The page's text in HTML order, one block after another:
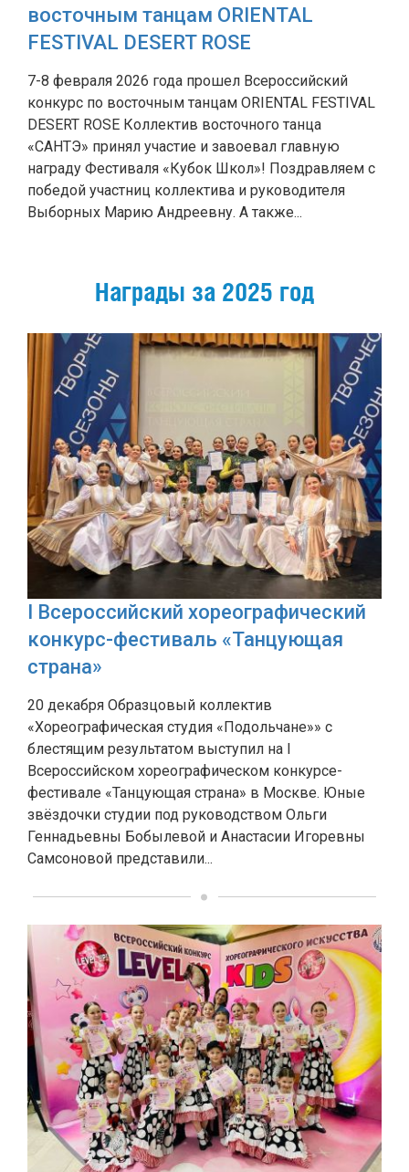
восточным танцам ORIENTAL
FESTIVAL DESERT ROSE
7-8 февраля 2026 года прошел Всероссийский
конкурс по восточным танцам ORIENTAL FESTIVAL
DESERT ROSE Коллектив восточного танца
«САНТЭ» принял участие и завоевал главную
награду Фестиваля «Кубок Школ»! Поздравляем с
победой участниц коллектива и руководителя
Выборных Марию Андреевну. А также...
Награды за 2025 год
I Всероссийский хореографический
конкурс-фестиваль «Танцующая
страна»
20 декабря Образцовый коллектив
«Хореографическая студия «Подольчане»» с
блестящим результатом выступил на I
Всероссийском хореографическом конкурсе-
фестивале «Танцующая страна» в Москве. Юные
звёздочки студии под руководством Ольги
Геннадьевны Бобылевой и Анастасии Игоревны
Самсоновой представили...